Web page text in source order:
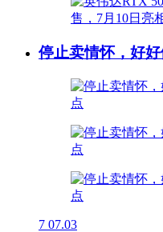
停止卖情怀，好
7 07.03